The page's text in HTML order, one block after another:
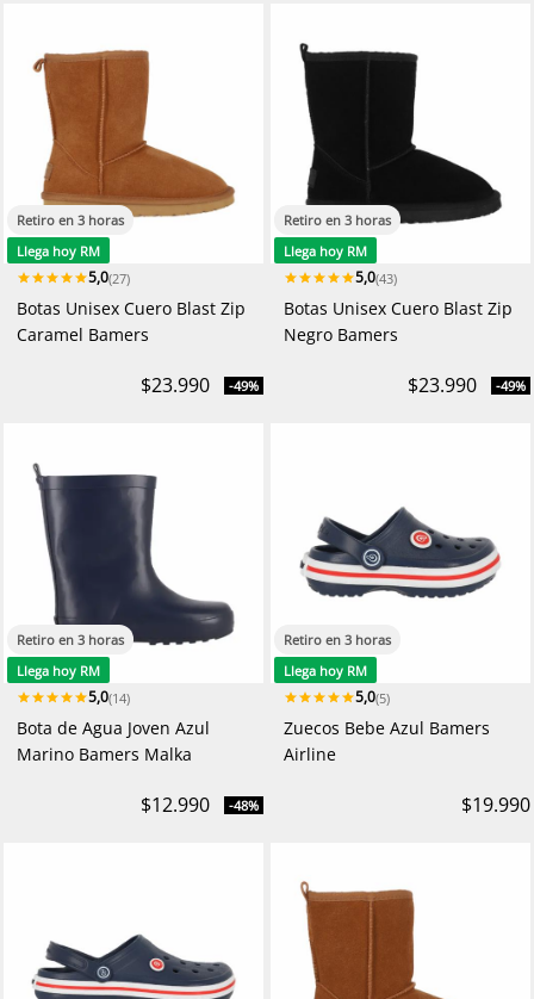
Retiro en 3 horas
Llega hoy RM
5,0(27)
Botas Unisex Cuero Blast Zip
Caramel Bamers
$23.990 -49%
Retiro en 3 horas
Llega hoy RM
5,0(43)
Botas Unisex Cuero Blast Zip
Negro Bamers
$23.990 -49%
Retiro en 3 horas
Llega hoy RM
5,0(14)
Bota de Agua Joven Azul
Marino Bamers Malka
$12.990 -48%
Retiro en 3 horas
Llega hoy RM
5,0(5)
Zuecos Bebe Azul Bamers
Airline
$19.990